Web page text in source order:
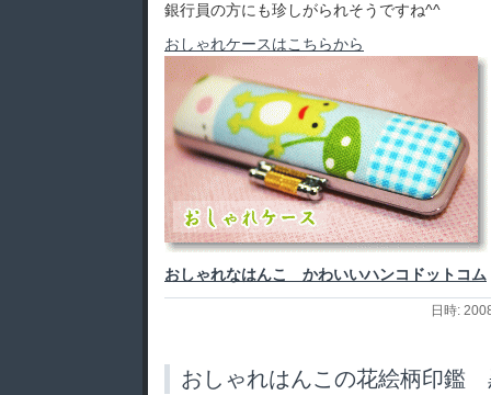
銀行員の方にも珍しがられそうですね^^
おしゃれケースはこちらから
おしゃれなはんこ かわいいハンコドットコム
日時:
おしゃれはんこの花絵柄印鑑